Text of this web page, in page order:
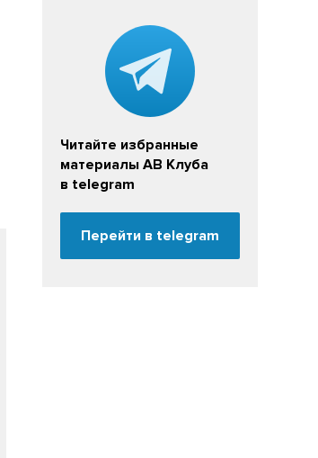
Читайте избранные
материалы АВ Клуба
в telegram
Перейти в telegram